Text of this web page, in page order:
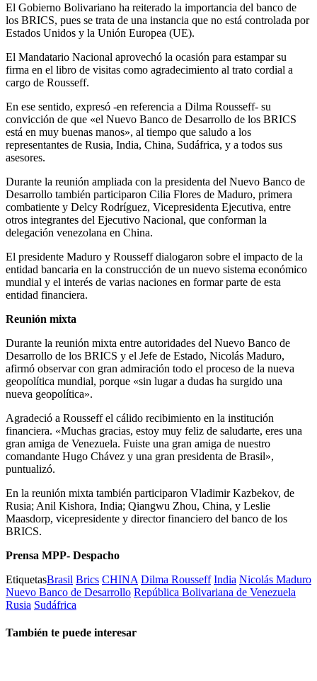
El Gobierno Bolivariano ha reiterado la importancia del banco de
los BRICS, pues se trata de una instancia que no está controlada por
Estados Unidos y la Unión Europea (UE).
El Mandatario Nacional aprovechó la ocasión para estampar su
firma en el libro de visitas como agradecimiento al trato cordial a
cargo de Rousseff.
En ese sentido, expresó -en referencia a Dilma Rousseff- su
convicción de que «el Nuevo Banco de Desarrollo de los BRICS
está en muy buenas manos», al tiempo que saludo a los
representantes de Rusia, India, China, Sudáfrica, y a todos sus
asesores.
Durante la reunión ampliada con la presidenta del Nuevo Banco de
Desarrollo también participaron Cilia Flores de Maduro, primera
combatiente y Delcy Rodríguez, Vicepresidenta Ejecutiva, entre
otros integrantes del Ejecutivo Nacional, que conforman la
delegación venezolana en China.
El presidente Maduro y Rousseff dialogaron sobre el impacto de la
entidad bancaria en la construcción de un nuevo sistema económico
mundial y el interés de varias naciones en formar parte de esta
entidad financiera.
Reunión mixta
Durante la reunión mixta entre autoridades del Nuevo Banco de
Desarrollo de los BRICS y el Jefe de Estado, Nicolás Maduro,
afirmó observar con gran admiración todo el proceso de la nueva
geopolítica mundial, porque «sin lugar a dudas ha surgido una
nueva geopolítica».
Agradeció a Rousseff el cálido recibimiento en la institución
financiera. «Muchas gracias, estoy muy feliz de saludarte, eres una
gran amiga de Venezuela. Fuiste una gran amiga de nuestro
comandante Hugo Chávez y una gran presidenta de Brasil»,
puntualizó.
En la reunión mixta también participaron Vladimir Kazbekov, de
Rusia; Anil Kishora, India; Qiangwu Zhou, China, y Leslie
Maasdorp, vicepresidente y director financiero del banco de los
BRICS.
Prensa MPP- Despacho
EtiquetasBrasil Brics CHINA Dilma Rousseff India Nicolás Maduro
Nuevo Banco de Desarrollo República Bolivariana de Venezuela
Rusia Sudáfrica
También te puede interesar